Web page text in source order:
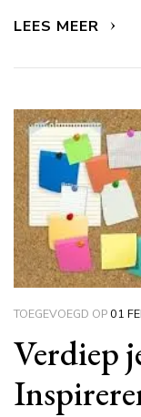
LEES MEER
TOEGEVOEGD OP01
Verdiep